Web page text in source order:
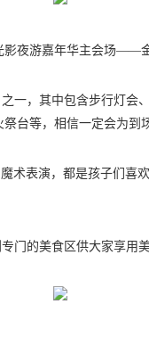
影夜游嘉年华主会场——金
一，其中包含步行灯会
台等，相信一定会为到
术表演，都是孩子们喜
门的美食区供大家享用美